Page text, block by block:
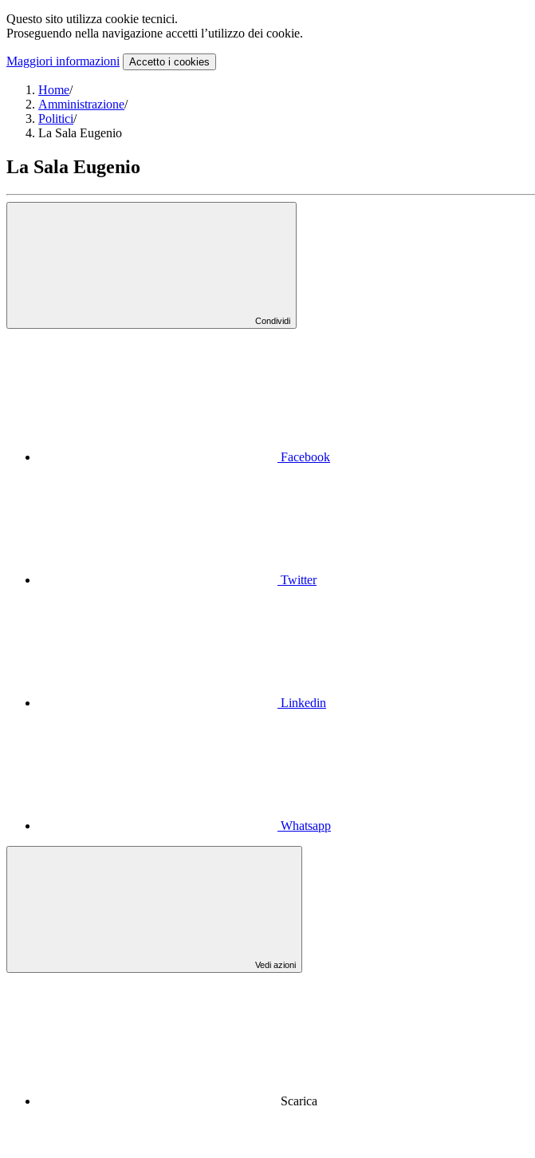
Questo sito utilizza cookie tecnici.
Proseguendo nella navigazione accetti l’utilizzo dei cookie.
Maggiori informazioni Accetto i cookies
Home/
Amministrazione/
Politici/
La Sala Eugenio
La Sala Eugenio
Condividi
Facebook
Twitter
Linkedin
Whatsapp
Vedi azioni
Scarica